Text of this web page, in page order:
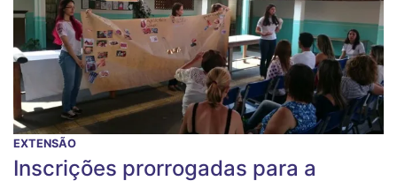
EXTENSÃO
Inscrições prorrogadas para a